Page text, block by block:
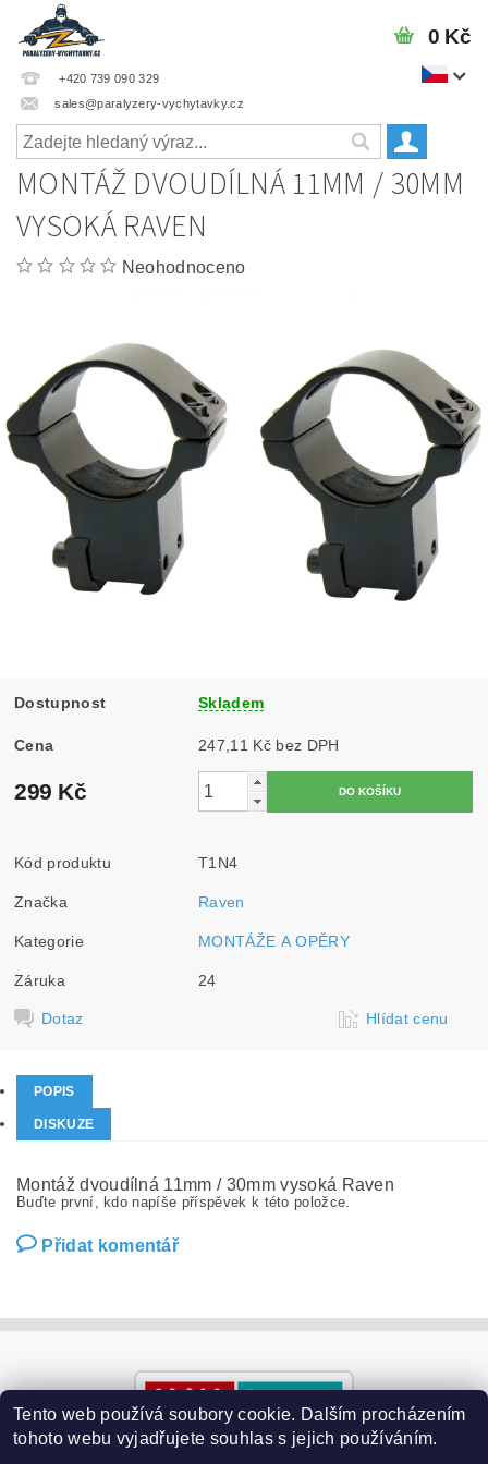
+420 739 090 329
sales@paralyzery-vychytavky.cz
0 Kč
MONTÁŽ DVOUDÍLNÁ 11MM / 30MM
VYSOKÁ RAVEN
Neohodnoceno
Dostupnost Skladem
Cena 247,11 Kč bez DPH
299 Kč
Kód produktu T1N4
Značka Raven
Kategorie MONTÁŽE A OPĚRY
Záruka 24
Dotaz Hlídat cenu
POPIS
DISKUZE
Montáž dvoudílná 11mm / 30mm vysoká Raven
Buďte první, kdo napíše příspěvek k této položce.
Přidat komentář
Tento web používá soubory cookie. Dalším procházením
tohoto webu vyjadřujete souhlas s jejich používáním.